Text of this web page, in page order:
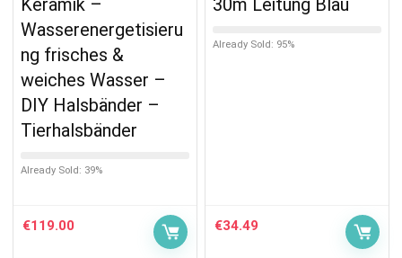
Keramik –
Wasserenergetisieru
ng frisches &
weiches Wasser –
DIY Halsbänder –
Tierhalsbänder
Already Sold: 39%
€119.00
30m Leitung Blau
Already Sold: 95%
€34.49